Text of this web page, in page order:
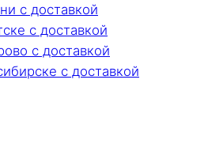
с доставкой
с доставкой
с доставкой
с доставкой